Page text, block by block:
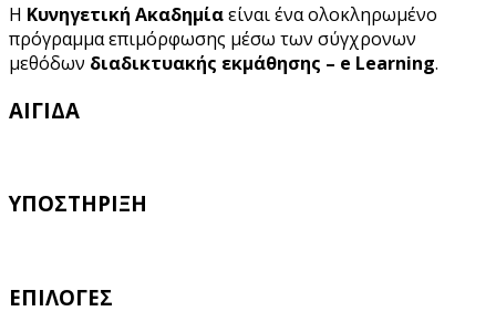
Η Κυνηγετική Ακαδημίαείναι ένα ολοκληρωμένο
πρόγραμμα επιμόρφωσης μέσω των σύγχρονων
μεθόδων διαδικτυακής εκμάθησης – e Learning.
ΑΙΓΙΔΑ
ΥΠΟΣΤΗΡΙΞΗ
ΕΠΙΛΟΓΕΣ